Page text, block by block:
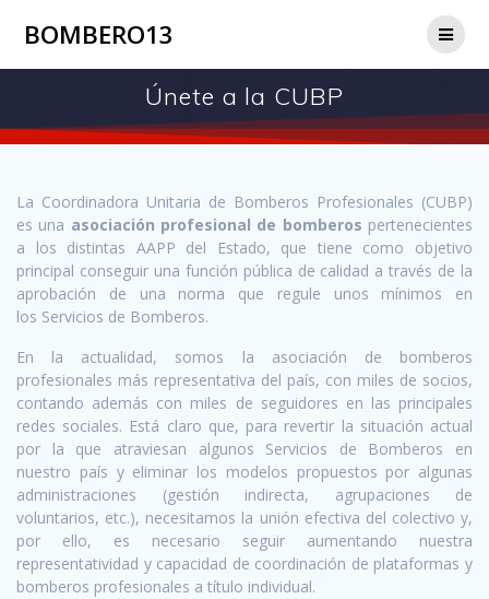
BOMBERO13
Únete a la CUBP
La Coordinadora Unitaria de Bomberos Profesionales (CUBP)
es una asociación profesional de bomberos pertenecientes
a los distintas AAPP del Estado, que tiene como objetivo
principal conseguir una función pública de calidad a través de la
aprobación de una norma que regule unos mínimos en
los Servicios de Bomberos.
En la actualidad, somos la asociación de bomberos
profesionales más representativa del país, con miles de socios,
contando además con miles de seguidores en las principales
redes sociales. Está claro que, para revertir la situación actual
por la que atraviesan algunos Servicios de Bomberos en
nuestro país y eliminar los modelos propuestos por algunas
administraciones (gestión indirecta, agrupaciones de
voluntarios, etc.), necesitamos la unión efectiva del colectivo y,
por ello, es necesario seguir aumentando nuestra
representatividad y capacidad de coordinación de plataformas y
bomberos profesionales a título individual.